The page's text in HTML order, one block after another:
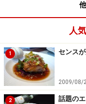
人
1 センス
2009/08/
2 話題の